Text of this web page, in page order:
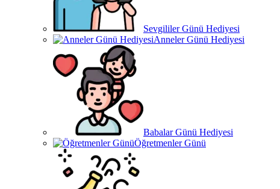
Sevgililer Günü Hediyesi
Anneler Günü Hediyesi
Babalar Günü Hediyesi
Öğretmenler Günü